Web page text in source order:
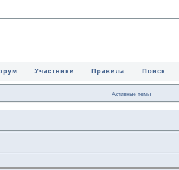
Участники Правила Поиск
Активные темы